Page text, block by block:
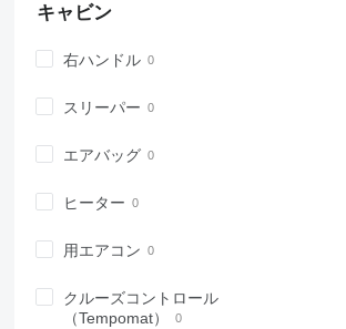
キャビン
右ハンドル
スリーパー
エアバッグ
ヒーター
用エアコン
クルーズコントロール
（Tempomat）